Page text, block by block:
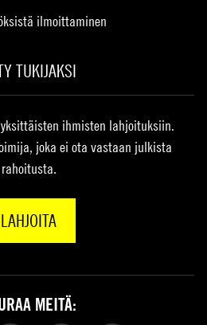
ilmoittaminen
TUKIJAKSI
ihmisten lahjoituksiin.
joka ei ota vastaan julkista
rahoitusta.
LAHJOITA
MEITÄ: